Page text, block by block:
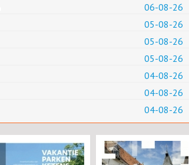
06-08-26
05-08-26
05-08-26
05-08-26
04-08-26
04-08-26
04-08-26